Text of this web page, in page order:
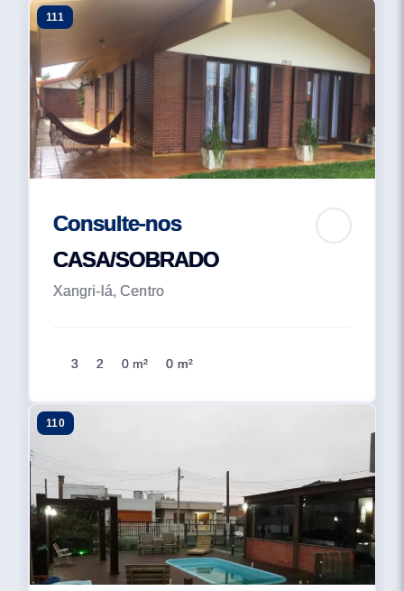
111
Consulte-nos
CASA/SOBRADO
Xangri-lá, Centro
3 2 0 m² 0 m²
110